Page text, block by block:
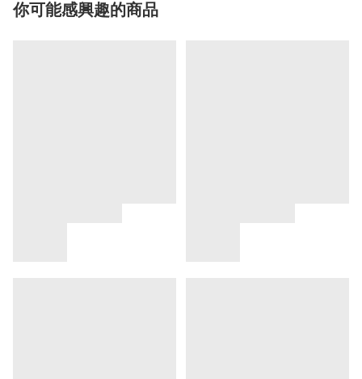
你可能感興趣的商品